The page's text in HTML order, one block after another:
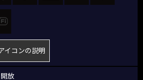
イコンの説明
放